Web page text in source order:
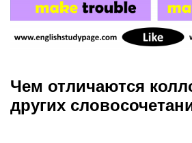
Чем отличаются
других